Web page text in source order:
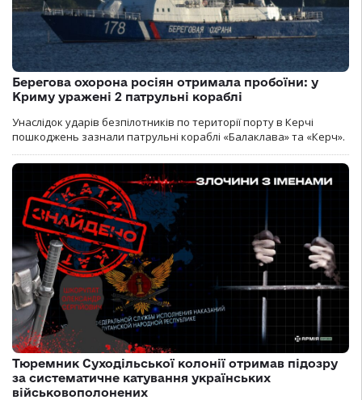
Берегова охорона росіян отримала пробоїни: у
Криму уражені 2 патрульні кораблі
Унаслідок ударів безпілотників по території порту в Керчі
пошкоджень зазнали патрульні кораблі «Балаклава» та «Керч».
Тюремник Суходільської колонії отримав підозру
за систематичне катування українських
військовополонених